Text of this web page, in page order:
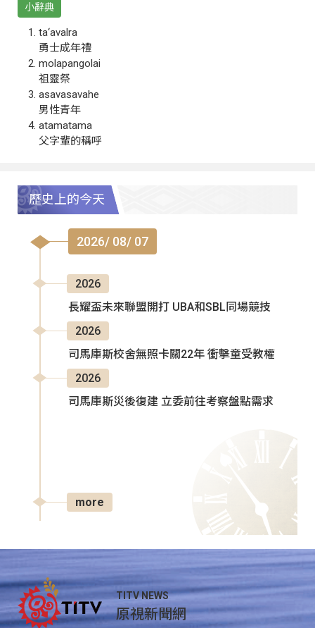
小辭典
ta‘avalra
勇士成年禮
molapangolai
祖靈祭
asavasavahe
男性青年
atamatama
父字輩的稱呼
歷史上的今天
2026/ 08/ 07
2026
長耀盃未來聯盟開打 UBA和SBL同場競技
2026
司馬庫斯校舍無照卡關22年 衝擊童受教權
2026
司馬庫斯災後復建 立委前往考察盤點需求
more
TITV NEWS
原視新聞網